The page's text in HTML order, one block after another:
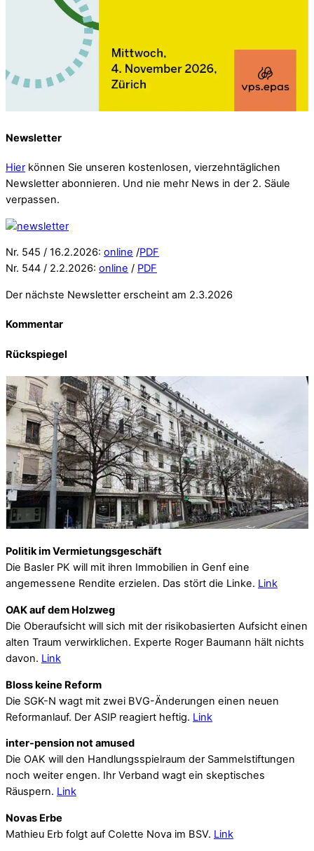
Newsletter
Hier können Sie unseren kostenlosen, vierzehntäglichen
Newsletter abonnieren. Und nie mehr News in der 2. Säule
verpassen.
Nr. 545 / 16.2.2026: online /PDF
Nr. 544 / 2.2.2026: online / PDF
Der nächste Newsletter erscheint am 2.3.2026
Kommentar
Rückspiegel
Politik im Vermietungsgeschäft
Die Basler PK will mit ihren Immobilien in Genf eine
angemessene Rendite erzielen. Das stört die Linke. Link
OAK auf dem Holzweg
Die Oberaufsicht will sich mit der risikobasierten Aufsicht einen
alten Traum verwirklichen. Experte Roger Baumann hält nichts
davon. Link
Bloss keine Reform
Die SGK-N wagt mit zwei BVG-Änderungen einen neuen
Reformanlauf. Der ASIP reagiert heftig. Link
inter-pension not amused
Die OAK will den Handlungsspielraum der Sammelstiftungen
noch weiter engen. Ihr Verband wagt ein skeptisches
Räuspern. Link
Novas Erbe
Mathieu Erb folgt auf Colette Nova im BSV. Link